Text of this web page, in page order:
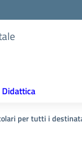
Didattica
per tutti i